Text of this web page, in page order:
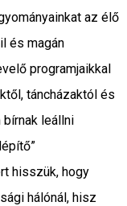
az élő
és magán
programjaikkal
táncházaktól és
leállni
hisszük, hogy
hálónál, hisz